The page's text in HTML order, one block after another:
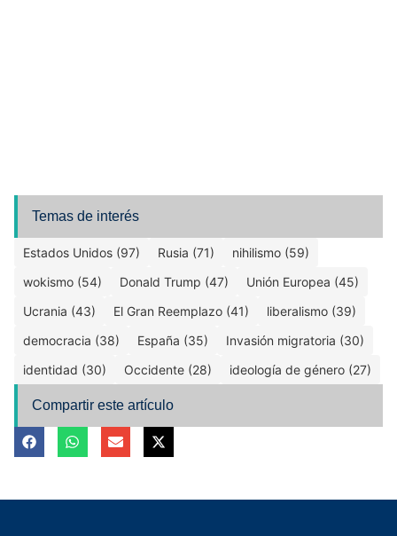
Temas de interés
Estados Unidos (97) Rusia (71)
nihilismo (59)
wokismo (54)
Donald Trump (47)
Unión Europea (45)
Ucrania (43)
El Gran Reemplazo (41)
liberalismo (39)
democracia (38)
España (35)
Invasión migratoria (30)
identidad (30)
Occidente (28) ideología de género (27)
Compartir este artículo